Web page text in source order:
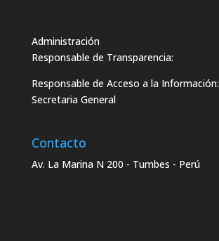
Administración
Responsable de Transparencia:
Responsable de Acceso a la Información:
Secretaria General
Contacto
Av. La Marina N 200 - Tumbes - Perú